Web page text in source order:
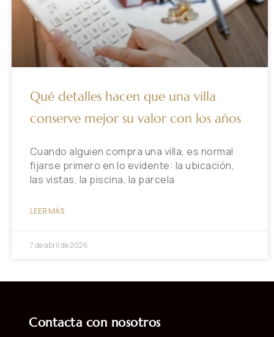
Qué detalles hacen que una villa
conserve mejor su valor con los años
Cuando alguien compra una villa, es normal
fijarse primero en lo evidente: la ubicación,
las vistas, la piscina, la parcela
LEER MÁS
7 de abril de 2026
Contacta con nosotros